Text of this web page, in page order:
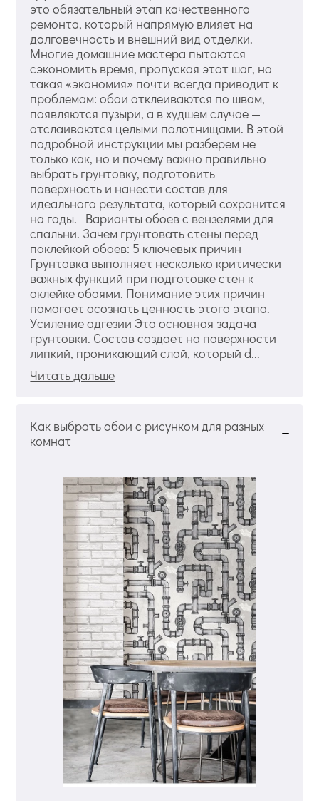
это обязательный этап качественного
ремонта, который напрямую влияет на
долговечность и внешний вид отделки.
Многие домашние мастера пытаются
сэкономить время, пропуская этот шаг, но
такая «экономия» почти всегда приводит к
проблемам: обои отклеиваются по швам,
появляются пузыри, а в худшем случае —
отслаиваются целыми полотнищами. В этой
подробной инструкции мы разберем не
только как, но и почему важно правильно
выбрать грунтовку, подготовить
поверхность и нанести состав для
идеального результата, который сохранится
на годы. Варианты обоев с вензелями для
спальни. Зачем грунтовать стены перед
поклейкой обоев: 5 ключевых причин
Грунтовка выполняет несколько критически
важных функций при подготовке стен к
оклейке обоями. Понимание этих причин
помогает осознать ценность этого этапа.
Усиление адгезии Это основная задача
грунтовки. Состав создает на поверхности
липкий, проникающий слой, который d...
Читать дальше
Как выбрать обои с рисунком для разных
комнат